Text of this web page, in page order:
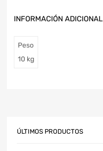
INFORMACIÓN ADICIONAL
Peso
10 kg
ÚLTIMOS PRODUCTOS